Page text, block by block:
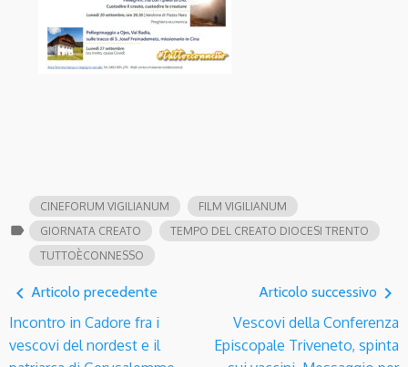
label
CINEFORUM VIGILIANUM
FILM VIGILIANUM
GIORNATA CREATO
TEMPO DEL CREATO DIOCESI TRENTO
TUTTOÈCONNESSO
navigate_before Articolo precedente
Incontro in Cadore fra i
vescovi del nordest e il
Articolo successivo navigate_next
Vescovi della Conferenza
Episcopale Triveneto, spinta